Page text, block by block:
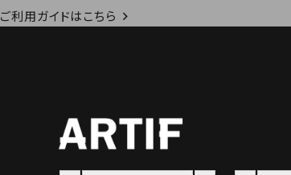
ご利用ガイドはこちら